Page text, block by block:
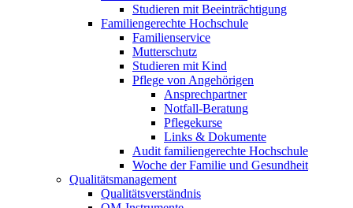
Studieren mit Beeinträchtigung
Familiengerechte Hochschule
Familienservice
Mutterschutz
Studieren mit Kind
Pflege von Angehörigen
Ansprechpartner
Notfall-Beratung
Pflegekurse
Links & Dokumente
Audit familiengerechte Hochschule
Woche der Familie und Gesundheit
Qualitätsmanagement
Qualitätsverständnis